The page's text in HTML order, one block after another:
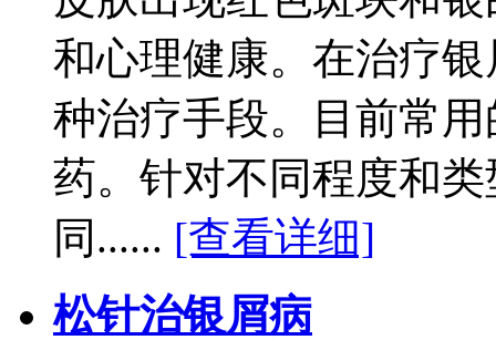
和心理健康。在治疗
种治疗手段。目前常
药。针对不同程度和
同...... [查看详细]
松针治银屑病